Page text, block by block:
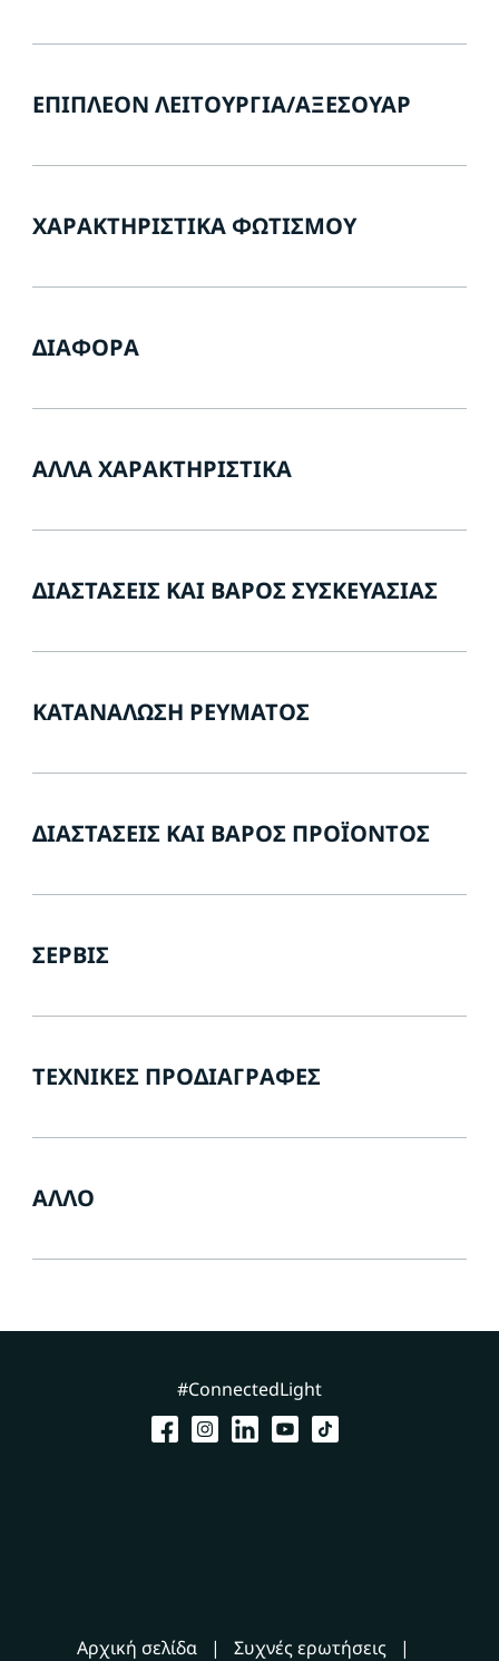
ΕΠΙΠΛΈΟΝ ΛΕΙΤΟΥΡΓΊΑ/ΑΞΕΣΟΥΆΡ
ΧΑΡΑΚΤΗΡΙΣΤΙΚΆ ΦΩΤΙΣΜΟΎ
ΔΙΆΦΟΡΑ
ΆΛΛΑ ΧΑΡΑΚΤΗΡΙΣΤΙΚΆ
ΔΙΑΣΤΆΣΕΙΣ ΚΑΙ ΒΆΡΟΣ ΣΥΣΚΕΥΑΣΊΑΣ
ΚΑΤΑΝΆΛΩΣΗ ΡΕΎΜΑΤΟΣ
ΔΙΑΣΤΆΣΕΙΣ ΚΑΙ ΒΆΡΟΣ ΠΡΟΪΌΝΤΟΣ
ΣΈΡΒΙΣ
ΤΕΧΝΙΚΈΣ ΠΡΟΔΙΑΓΡΑΦΈΣ
ΆΛΛΟ
#ConnectedLight
Αρχική σελίδα Συχνές ερωτήσεις